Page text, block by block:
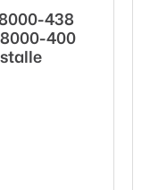
438
400